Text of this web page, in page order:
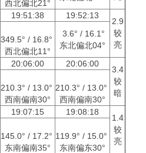
西北偏北21°
19:51:38 19:52:13
2.9
较
亮
349.5° / 16.8°
西北偏北11°
3.6° / 16.1°
东北偏北04°
20:06:00 20:06:00
3.4
较
暗
210.3° / 13.0°
西南偏南30°
210.3° / 13.0°
西南偏南30°
19:07:15 19:08:18
1.4
较
亮
145.0° / 17.2°
东南偏南35°
119.9° / 15.0°
东南偏东30°